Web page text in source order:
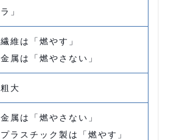
ラ」
繊維は「燃やす」
金属は「燃やさない」
粗大
金属は「燃やさない」
プラスチック製は「燃やす」